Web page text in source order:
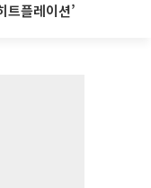
트플레이션’